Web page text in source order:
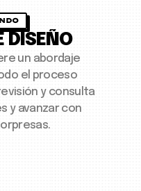
DISEÑO
un abordaje
el proceso
y consulta
y avanzar con